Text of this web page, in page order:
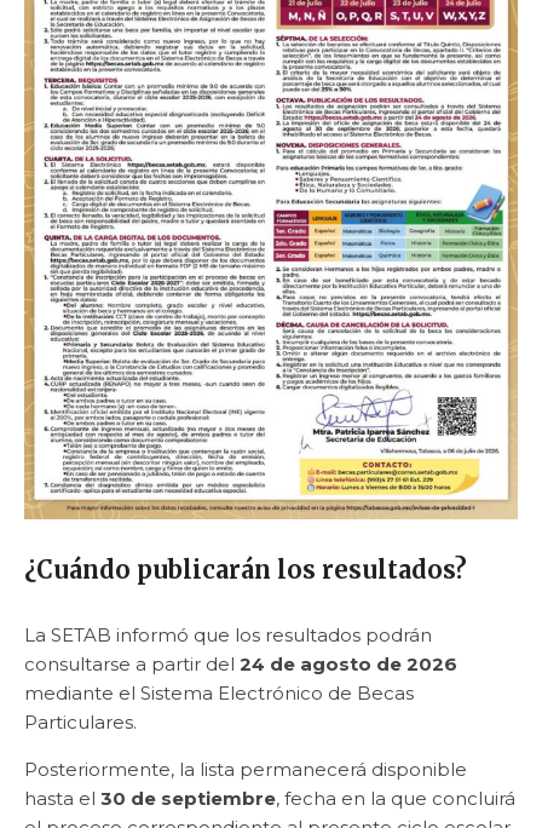
¿Cuándo publicarán los resultados?
La SETAB informó que los resultados podrán
consultarse a partir del 24 de agosto de 2026
mediante el Sistema Electrónico de Becas
Particulares.
Posteriormente, la lista permanecerá disponible
hasta el 30 de septiembre, fecha en la que concluirá